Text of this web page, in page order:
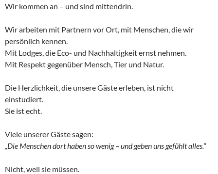
Wir kommen an – und sind mittendrin.
Wir arbeiten mit Partnern vor Ort, mit Menschen, die wir
persönlich kennen.
Mit Lodges, die Eco- und Nachhaltigkeit ernst nehmen.
Mit Respekt gegenüber Mensch, Tier und Natur.
Die Herzlichkeit, die unsere Gäste erleben, ist nicht
einstudiert.
Sie ist echt.
Viele unserer Gäste sagen:
„Die Menschen dort haben so wenig – und geben uns gefühlt alles.“
Nicht, weil sie müssen.